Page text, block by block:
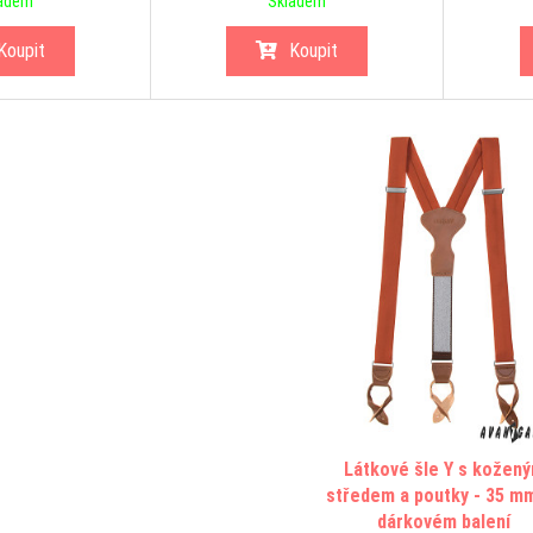
Koupit
Látkové šle Y s
středem a poutky - 35
dárkovém balení